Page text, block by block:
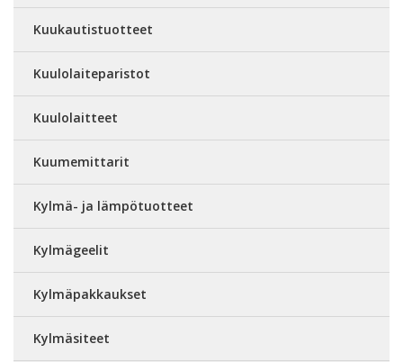
Kuukautistuotteet
Kuulolaiteparistot
Kuulolaitteet
Kuumemittarit
Kylmä- ja lämpötuotteet
Kylmägeelit
Kylmäpakkaukset
Kylmäsiteet